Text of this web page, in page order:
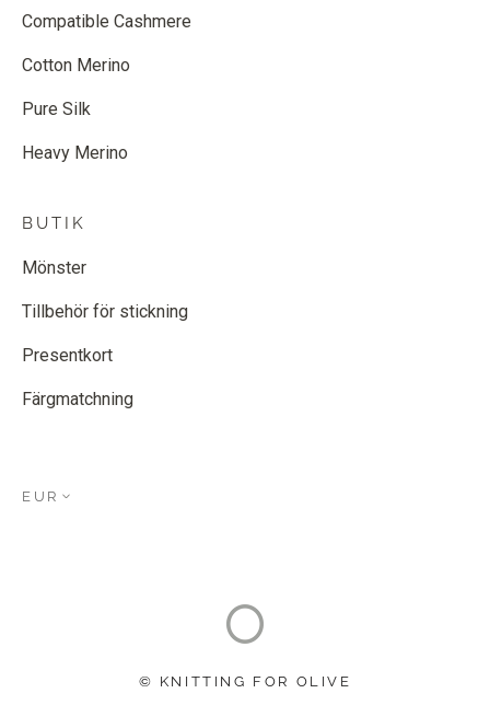
Compatible Cashmere
Cotton Merino
Pure Silk
Heavy Merino
BUTIK
Mönster
Tillbehör för stickning
Presentkort
Färgmatchning
EUR
© KNITTING FOR OLIVE